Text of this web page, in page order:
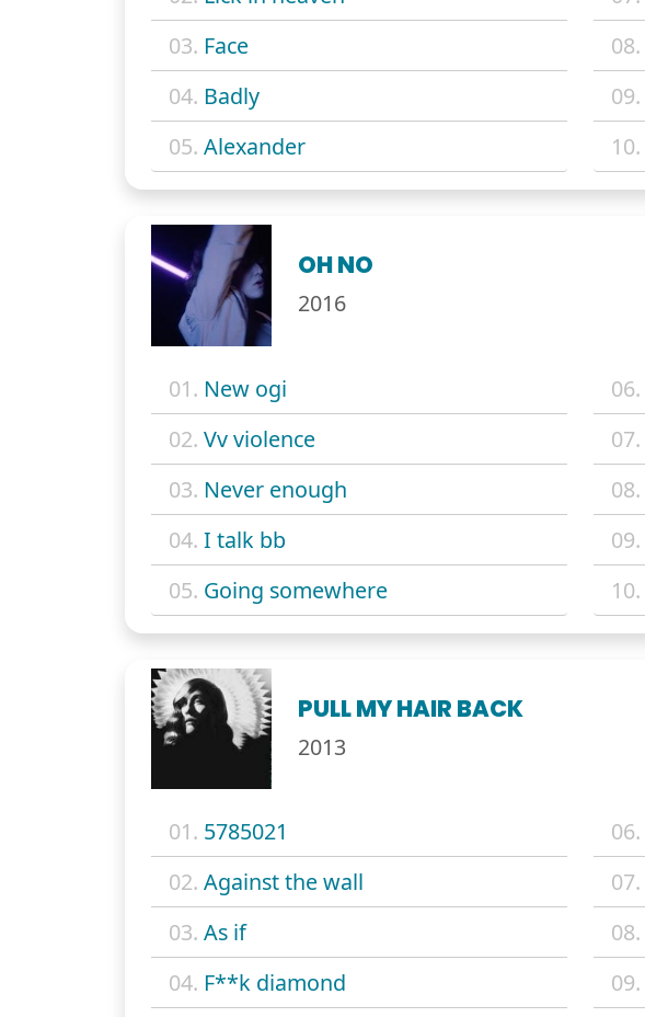
03. Face
04. Badly
05. Alexander
08.
09.
10.
OH NO
2016
01. New ogi
02. Vv violence
03. Never enough
04. I talk bb
05. Going somewhere
06.
07.
08.
09.
10.
PULL MY HAIR BACK
2013
01. 5785021
02. Against the wall
03. As if
04. F**k diamond
06.
07.
08.
09.